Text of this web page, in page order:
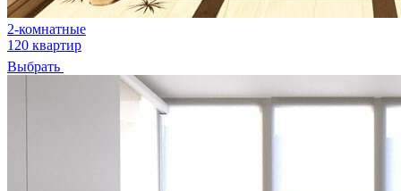
2-комнатные
120 квартир
Выбрать